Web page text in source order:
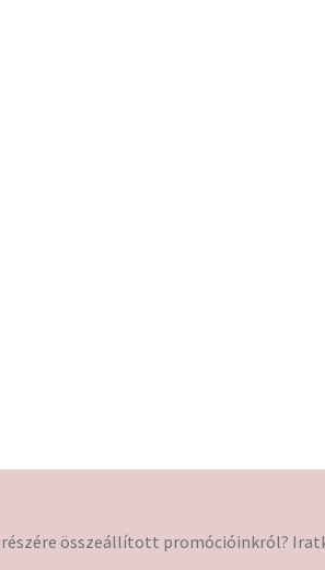
részére összeállított promócióinkról?